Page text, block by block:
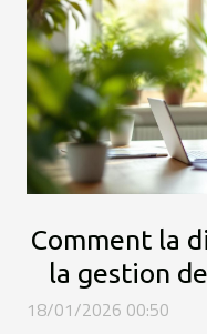
Comment la
la gestion
18/01/2026 00:50